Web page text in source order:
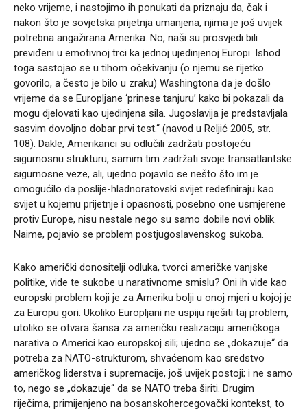
neko vrijeme, i nastojimo ih ponukati da priznaju da, čak i
nakon što je sovjetska prijetnja umanjena, njima je još uvijek
potrebna angažirana Amerika. No, naši su prosvjedi bili
previđeni u emotivnoj trci ka jednoj ujedinjenoj Europi. Ishod
toga sastojao se u tihom očekivanju (o njemu se rijetko
govorilo, a često je bilo u zraku) Washingtona da je došlo
vrijeme da se Europljane ‘prinese tanjuru’ kako bi pokazali da
mogu djelovati kao ujedinjena sila. Jugoslavija je predstavljala
sasvim dovoljno dobar prvi test.“ (navod u Reljić 2005, str.
108). Dakle, Amerikanci su odlučili zadržati postojeću
sigurnosnu strukturu, samim tim zadržati svoje transatlantske
sigurnosne veze, ali, ujedno pojavilo se nešto što im je
omogućilo da poslije-hladnoratovski svijet redefiniraju kao
svijet u kojemu prijetnje i opasnosti, posebno one usmjerene
protiv Europe, nisu nestale nego su samo dobile novi oblik.
Naime, pojavio se problem postjugoslavenskog sukoba.
Kako američki donositelji odluka, tvorci američke vanjske
politike, vide te sukobe u narativnome smislu? Oni ih vide kao
europski problem koji je za Ameriku bolji u onoj mjeri u kojoj je
za Europu gori. Ukoliko Europljani ne uspiju riješiti taj problem,
utoliko se otvara šansa za američku realizaciju američkoga
narativa o Americi kao europskoj sili; ujedno se „dokazuje“ da
potreba za NATO-strukturom, shvaćenom kao sredstvo
američkog liderstva i supremacije, još uvijek postoji; i ne samo
to, nego se „dokazuje“ da se NATO treba širiti. Drugim
riječima, primijenjeno na bosanskohercegovački kontekst, to